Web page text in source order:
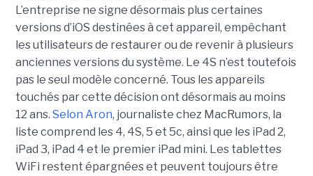
L’entreprise ne signe désormais plus certaines
versions d’iOS destinées à cet appareil, empêchant
les utilisateurs de restaurer ou de revenir à plusieurs
anciennes versions du système. Le 4S n’est toutefois
pas le seul modèle concerné. Tous les appareils
touchés par cette décision ont désormais au moins
12 ans. Selon Aron, journaliste chez MacRumors, la
liste comprend les 4, 4S, 5 et 5c, ainsi que les iPad 2,
iPad 3, iPad 4 et le premier iPad mini. Les tablettes
WiFi restent épargnées et peuvent toujours être